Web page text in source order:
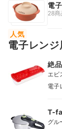
電
28商
人気
電子レン
絶
エビ
電子
T-
グル